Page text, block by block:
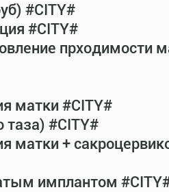
#CITY#
#CITY#
прходимости
матки #CITY#
таза) #CITY#
матки +
имплантом